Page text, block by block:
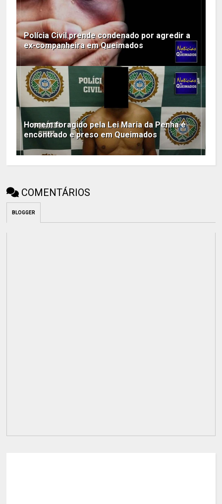
Polícia Civil prende condenado por agredir a
ex-companheira em Queimados
Homem foragido pela Lei Maria da Penha é
encontrado e preso em Queimados
COMENTÁRIOS
BLOGGER